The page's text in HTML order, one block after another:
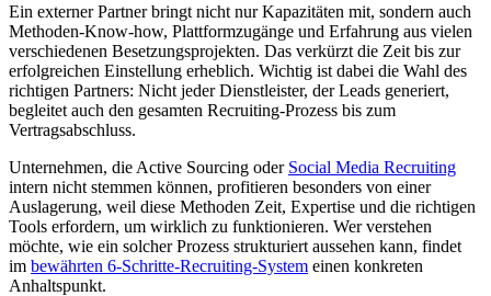
Ein externer Partner bringt nicht nur Kapazitäten mit, sondern auch
Methoden-Know-how, Plattformzugänge und Erfahrung aus vielen
verschiedenen Besetzungsprojekten. Das verkürzt die Zeit bis zur
erfolgreichen Einstellung erheblich. Wichtig ist dabei die Wahl des
richtigen Partners: Nicht jeder Dienstleister, der Leads generiert,
begleitet auch den gesamten Recruiting-Prozess bis zum
Vertragsabschluss.
Unternehmen, die Active Sourcing oder Social Media Recruiting
intern nicht stemmen können, profitieren besonders von einer
Auslagerung, weil diese Methoden Zeit, Expertise und die richtigen
Tools erfordern, um wirklich zu funktionieren. Wer verstehen
möchte, wie ein solcher Prozess strukturiert aussehen kann, findet
im bewährten 6-Schritte-Recruiting-System einen konkreten
Anhaltspunkt.